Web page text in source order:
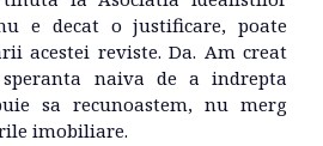
e decat o justificare, poate
acestei reviste. Da. Am creat
naiva de a indrepta
sa recunoastem, nu merg
imobiliare.